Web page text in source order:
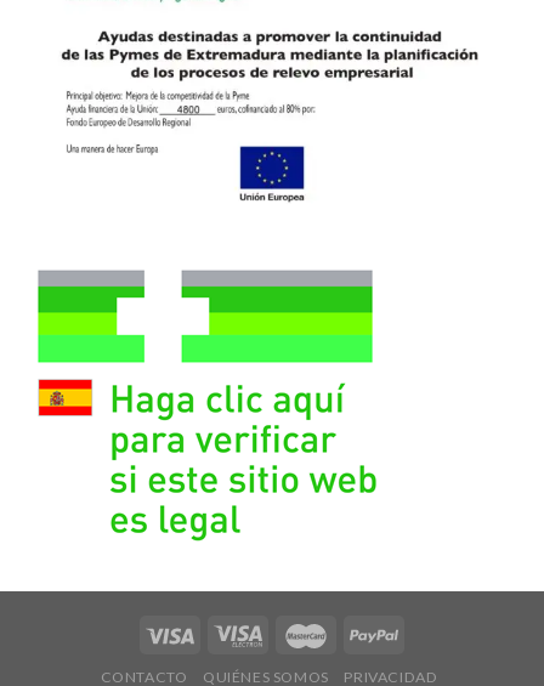
CONTACTO QUIÉNES SOMOS
PRIVACIDAD